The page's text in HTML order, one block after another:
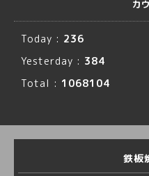
カ
Today : 236
Yesterday : 384
Total : 1068104
鉄